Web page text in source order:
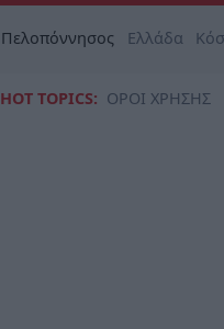
Πελοπόννησος Ελλάδα
HOT TOPICS: ΟΡΟΙ ΧΡΗΣΗΣ